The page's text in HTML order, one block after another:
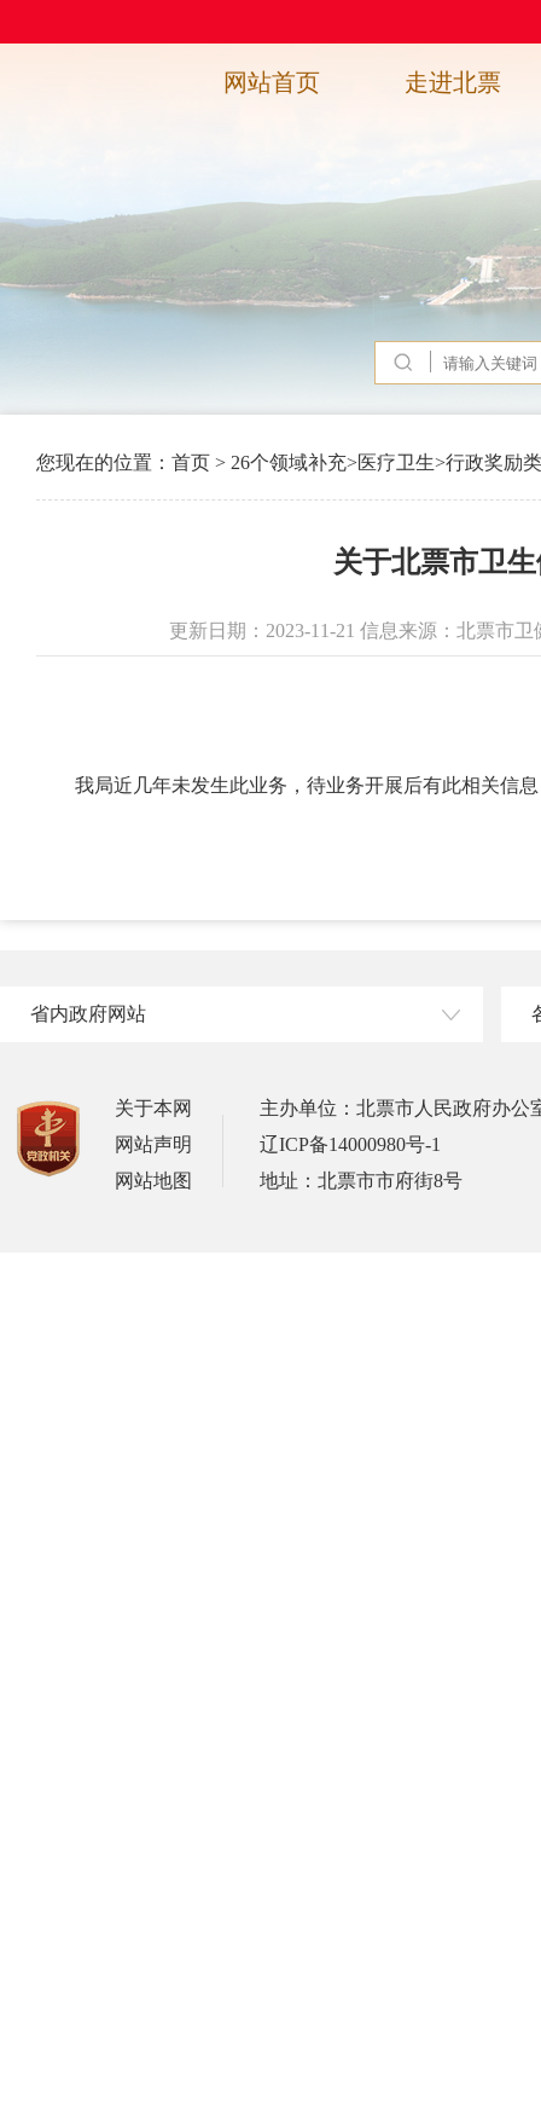
网站首页 走进北票
您现在的位置： 首页 > 26个领域补充>医疗卫生>行政奖励
关于北票市卫
更新日期：2023-11-21 信息来源：北票市
我局近几年未发生此业务，待业务开展后有此相关信
省内政府网站
关于本网
网站声明
网站地图
主办单位：北票市人民政府办公
辽ICP备14000980号-1
地址：北票市市府街8号